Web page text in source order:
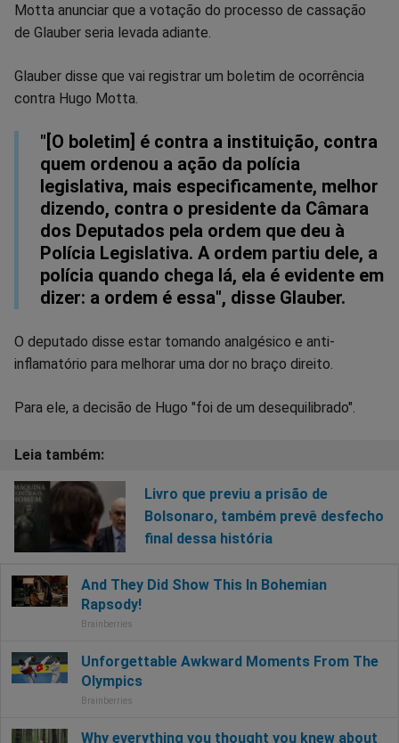
Motta anunciar que a votação do processo de cassação
de Glauber seria levada adiante.
Glauber disse que vai registrar um boletim de ocorrência
contra Hugo Motta.
"[O boletim] é contra a instituição, contra
quem ordenou a ação da polícia
legislativa, mais especificamente, melhor
dizendo, contra o presidente da Câmara
dos Deputados pela ordem que deu à
Polícia Legislativa. A ordem partiu dele, a
polícia quando chega lá, ela é evidente em
dizer: a ordem é essa", disse Glauber.
O deputado disse estar tomando analgésico e anti-
inflamatório para melhorar uma dor no braço direito.
Para ele, a decisão de Hugo "foi de um desequilibrado".
Livro que previu a prisão de
Bolsonaro, também prevê desfecho
final dessa história